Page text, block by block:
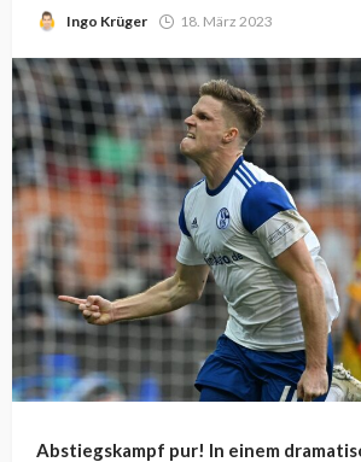
Ingo Krüger 18. März 2023
Abstiegskampf pur! In einem